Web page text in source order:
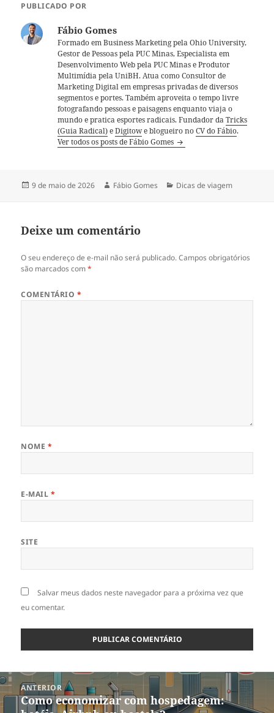
PUBLICADO POR
Fábio Gomes
Formado em Business Marketing pela Ohio University,
Gestor de Pessoas pela PUC Minas, Especialista em
Desenvolvimento Web pela PUC Minas e Produtor
Multimídia pela UniBH. Atua como Consultor de
Marketing Digital em empresas privadas de diversos
segmentos e portes. Também aproveita o tempo livre
fotografando pessoas e paisagens enquanto viaja o
mundo e pratica esportes radicais. Fundador daTricks
(Guia Radical)eDigitowe blogueiro noCV do Fábio.
Ver todos os posts de Fábio Gomes
Publicado
9 de maio de 2026 Autor
Fábio Gomes Categorias
Dicas de viagem
Deixe um comentário
O seu endereço de e-mail não será publicado. Campos obrigatórios
são marcados com*
COMENTÁRIO *
NOME *
E-MAIL *
SITE
Salvar meus dados neste navegador para a próxima vez que
eu comentar.
Navegação
de
Post
ANTERIOR
Post
Como economizar com hospedagem: